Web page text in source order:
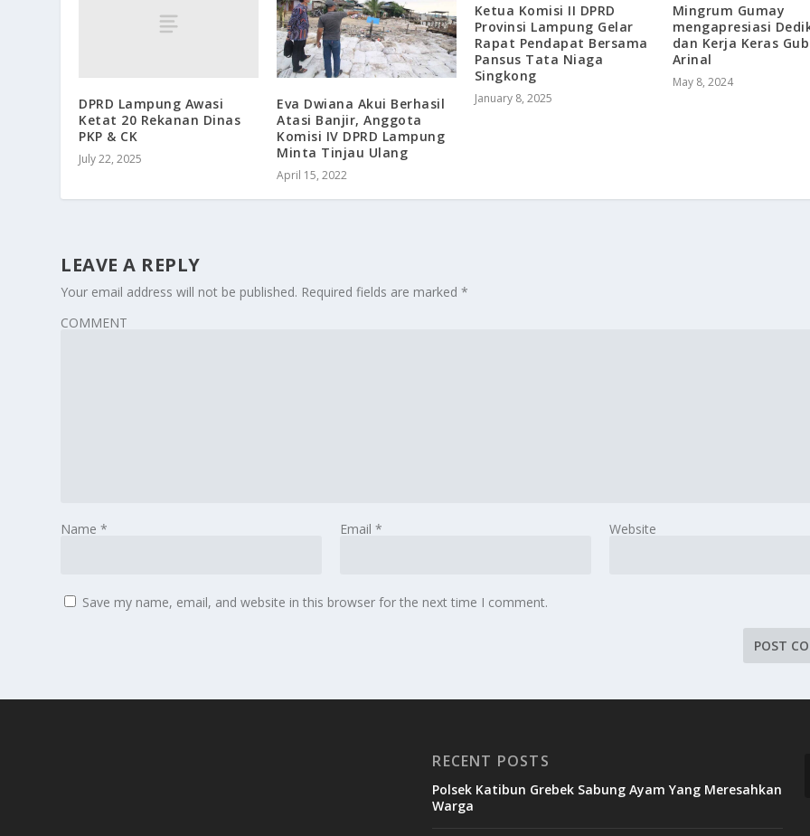
DPRD Lampung Awasi
Ketat 20 Rekanan Dinas
PKP & CK
July 22, 2025
Eva Dwiana Akui Berhasil
Atasi Banjir, Anggota
Komisi IV DPRD Lampung
Minta Tinjau Ulang
April 15, 2022
Ketua Komisi II DPRD
Provinsi Lampung Gelar
Rapat Pendapat Bersama
Pansus Tata Niaga
Singkong
January 8, 2025
Mingrum Gumay
mengapresiasi
dan Kerja Keras
Arinal
May 8, 2024
LEAVE A REPLY
Your email address will not be published. Required fields are marked*
COMMENT
Name* Email * Website
Save my name, email, and website in this browser for the next time I comment.
RECENT POSTS
Polsek Katibun Grebek Sabung Ayam Yang Meresahkan
Warga